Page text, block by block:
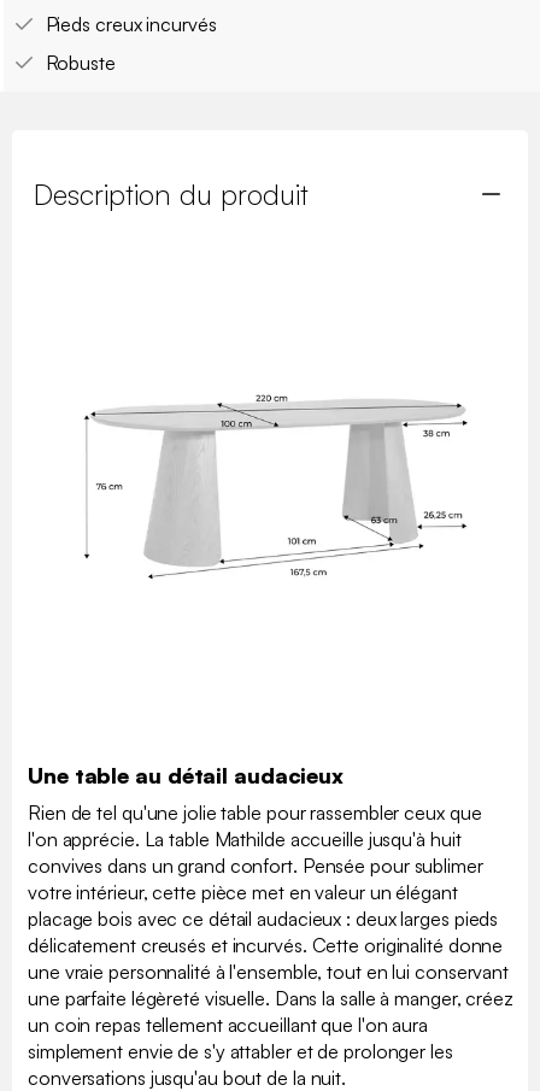
Pieds creux incurvés
Robuste
Description du produit
Une table au détail audacieux
Rien de tel qu'une jolie table pour rassembler ceux que
l'on apprécie. La table Mathilde accueille jusqu'à huit
convives dans un grand confort. Pensée pour sublimer
votre intérieur, cette pièce met en valeur un élégant
placage bois avec ce détail audacieux : deux larges pieds
délicatement creusés et incurvés. Cette originalité donne
une vraie personnalité à l'ensemble, tout en lui conservant
une parfaite légèreté visuelle. Dans la salle à manger, créez
un coin repas tellement accueillant que l'on aura
simplement envie de s'y attabler et de prolonger les
conversations jusqu'au bout de la nuit.